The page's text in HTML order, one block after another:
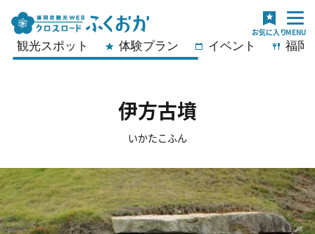
観光スポット 体験プラン イベント 福岡
伊方古墳
いかたこふん